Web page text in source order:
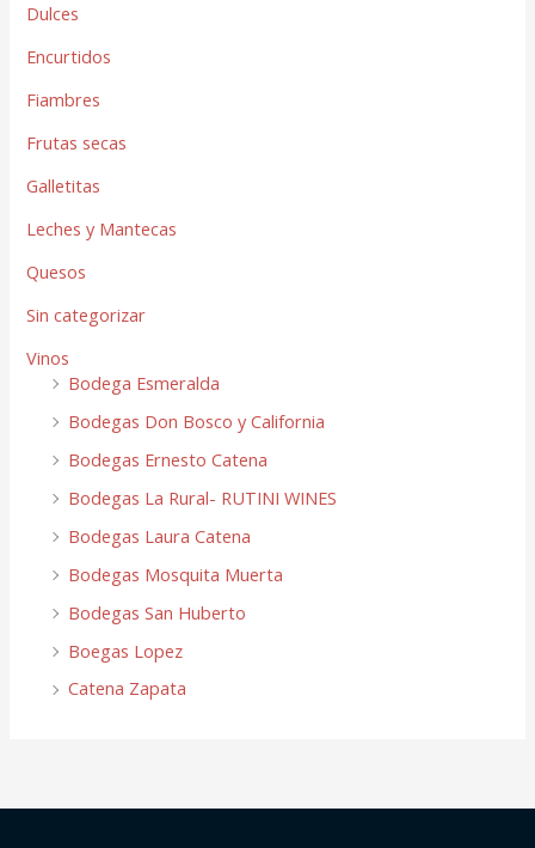
Dulces
Encurtidos
Fiambres
Frutas secas
Galletitas
Leches y Mantecas
Quesos
Sin categorizar
Vinos
Bodega Esmeralda
Bodegas Don Bosco y California
Bodegas Ernesto Catena
Bodegas La Rural- RUTINI WINES
Bodegas Laura Catena
Bodegas Mosquita Muerta
Bodegas San Huberto
Boegas Lopez
Catena Zapata